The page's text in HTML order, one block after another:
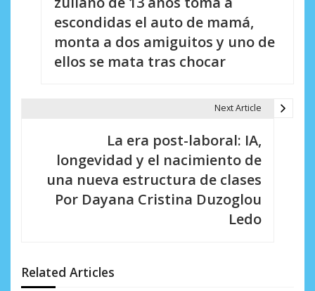
n
escondidas el auto de mamá,
monta a dos amiguitos y uno de
ellos se mata tras chocar
Next Article
La era post-laboral: IA,
longevidad y el nacimiento de
una nueva estructura de clases
Por Dayana Cristina Duzoglou
Ledo
Related Articles